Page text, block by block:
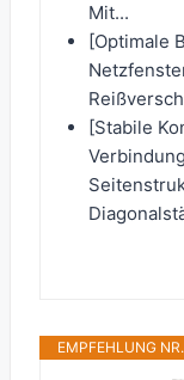
Mit...
[Optimale
[Stabile
EMPFEHLUNG